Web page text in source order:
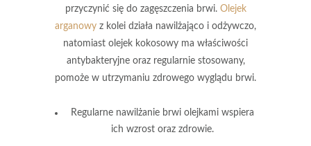
przyczynić się do zagęszczenia brwi. Olejek
arganowy z kolei działa nawilżająco i odżywczo,
natomiast olejek kokosowy ma właściwości
antybakteryjne oraz regularnie stosowany,
pomoże w utrzymaniu zdrowego wyglądu brwi.
Regularne nawilżanie brwi olejkami wspiera
ich wzrost oraz zdrowie.